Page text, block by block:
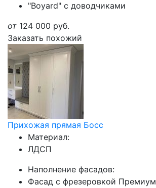
"Boyard" с доводчиками
от 124 000 руб.
Заказать похожий
Прихожая прямая Босс
Материал:
ЛДСП
Наполнение фасадов:
Фасад с фрезеровкой Премиум